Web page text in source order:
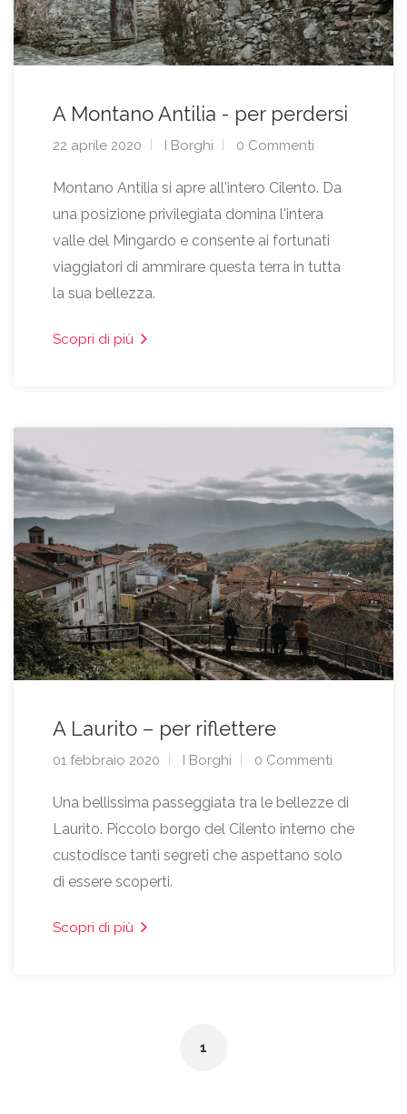
A Montano Antilia - per perdersi
22 aprile 2020 I Borghi 0 Commenti
Montano Antilia si apre all'intero Cilento. Da
una posizione privilegiata domina l'intera
valle del Mingardo e consente ai fortunati
viaggiatori di ammirare questa terra in tutta
la sua bellezza.
Scopri di più
A Laurito – per riflettere
01 febbraio 2020 I Borghi 0 Commenti
Una bellissima passeggiata tra le bellezze di
Laurito. Piccolo borgo del Cilento interno che
custodisce tanti segreti che aspettano solo
di essere scoperti.
Scopri di più
1